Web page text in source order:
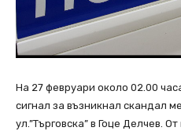
На 27 февруари около 02.00
сигнал за възникнал скандал
ул.”Търговска” в Гоце Делчев.